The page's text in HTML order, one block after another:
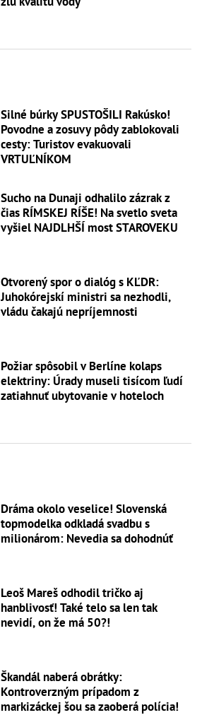
Silné búrky SPUSTOŠILI Rakúsko!
Povodne a zosuvy pôdy zablokovali
cesty: Turistov evakuovali
VRTUĽNÍKOM
Sucho na Dunaji odhalilo zázrak z
čias RÍMSKEJ RÍŠE! Na svetlo sveta
vyšiel NAJDLHŠÍ most STAROVEKU
Otvorený spor o dialóg s KĽDR:
Juhokórejskí ministri sa nezhodli,
vládu čakajú nepríjemnosti
Požiar spôsobil v Berlíne kolaps
elektriny: Úrady museli tisícom ľudí
zatiahnuť ubytovanie v hoteloch
Dráma okolo veselice! Slovenská
topmodelka odkladá svadbu s
milionárom: Nevedia sa dohodnúť
Leoš Mareš odhodil tričko aj
hanblivosť! Také telo sa len tak
nevidí, on že má 50?!
Škandál naberá obrátky:
Kontroverzným prípadom z
markizáckej šou sa zaoberá polícia!